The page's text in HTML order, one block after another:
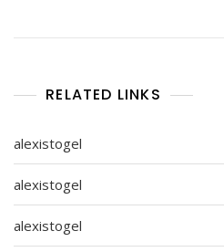
RELATED LINKS
alexistogel
alexistogel
alexistogel